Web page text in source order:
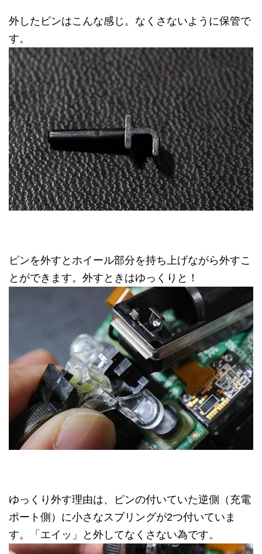
外したピンはこんな感じ。なくさないように保管で
す。
ピンを外すとホイール部分を持ち上げながら外すこ
とができます。外すときはゆっくりと！
ゆっくり外す理由は、ピンの付いていた逆側（充電
ポート側）に小さなスプリングが2つ付いていま
す。「エイッ」と外してなくさない為です。